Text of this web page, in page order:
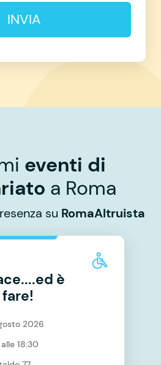
INVIA
eventi di
a Roma
su RomaAltruista
è
2026
18:30